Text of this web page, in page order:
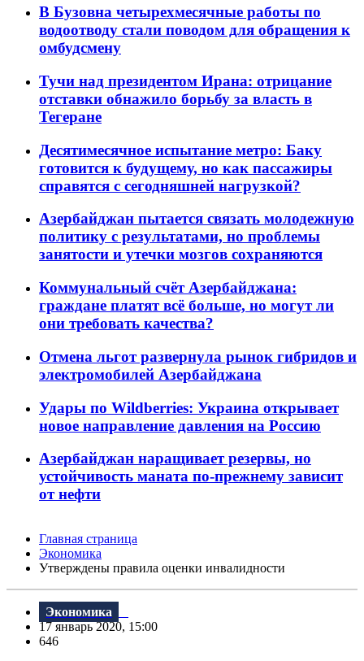
В Бузовна четырехмесячные работы по
водоотводу стали поводом для обращения к
омбудсмену
Тучи над президентом Ирана: отрицание
отставки обнажило борьбу за власть в
Тегеране
Десятимесячное испытание метро: Баку
готовится к будущему, но как пассажиры
справятся с сегодняшней нагрузкой?
Азербайджан пытается связать молодежную
политику с результатами, но проблемы
занятости и утечки мозгов сохраняются
Коммунальный счёт Азербайджана:
граждане платят всё больше, но могут ли
они требовать качества?
Отмена льгот развернула рынок гибридов и
электромобилей Азербайджана
Удары по Wildberries: Украина открывает
новое направление давления на Россию
Азербайджан наращивает резервы, но
устойчивость маната по-прежнему зависит
от нефти
Главная страница
Экономика
Утверждены правила оценки инвалидности
Экономика
17 январь 2020, 15:00
646